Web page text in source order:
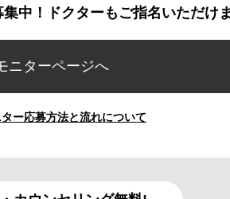
中！ドクターもご指名いただけ
ニターページへ
ー応募方法と流れについて